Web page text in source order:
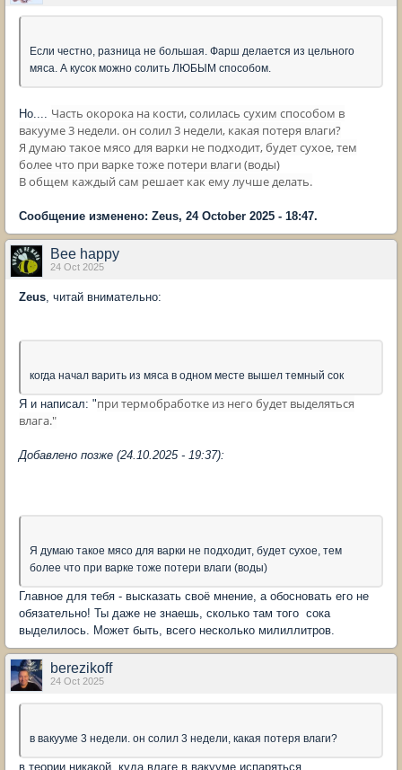
Если честно, разница не большая. Фарш делается из цельного
мяса. А кусок можно солить ЛЮБЫМ способом.
Но.... Часть окорока на кости, солилась сухим способом в
вакууме 3 недели. он солил 3 недели, какая потеря влаги?
Я думаю такое мясо для варки не подходит, будет сухое, тем
более что при варке тоже потери влаги (воды)
В общем каждый сам решает как ему лучше делать.
Сообщение изменено: Zeus, 24 October 2025 - 18:47.
Bee happy
24 Oct 2025
Zeus , читай внимательно:
когда начал варить из мяса в одном месте вышел темный сок
Я и написал: "при термобработке из него будет выделяться
влага."
Добавлено позже (24.10.2025 - 19:37):
Я думаю такое мясо для варки не подходит, будет сухое, тем
более что при варке тоже потери влаги (воды)
Главное для тебя - высказать своё мнение, а обосновать его не
обязательно! Ты даже не знаешь, сколько там того сока
выделилось. Может быть, всего несколько милиллитров.
berezikoff
24 Oct 2025
в вакууме 3 недели. он солил 3 недели, какая потеря влаги?
в теории никакой, куда влаге в вакууме испаряться.